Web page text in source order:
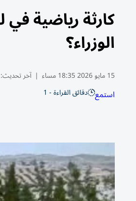
كارثة رياضية
الوزراء؟
15 مايو 2026 18:35 مساء | آخر تحديث:
استمع دقائق القراءة - 1